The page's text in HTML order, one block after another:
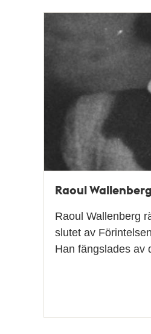
Raoul
Raoul Wallenberg
slutet av
Han fängslades av